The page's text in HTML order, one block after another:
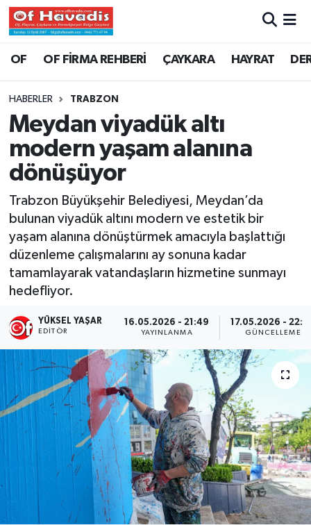
OF OF FİRMA REHBERİ ÇAYKARA HAYRAT
HABERLER TRABZON
Meydan viyadük altı
modern yaşam alanına
dönüşüyor
Trabzon Büyükşehir Belediyesi, Meydan’da
bulunan viyadük altını modern ve estetik bir
yaşam alanına dönüştürmek amacıyla başlattığı
düzenleme çalışmalarını ay sonuna kadar
tamamlayarak vatandaşların hizmetine sunmayı
hedefliyor.
YÜKSEL YAŞAR
EDITÖR
16.05.2026 - 21:49
YAYINLANMA
17.05.2026 -
GÜNCELLEME
Trabzon Nöbetçi Eczaneler
Trabzon Namaz Vakitleri
Trabzon Trafik Yoğunluk Haritası
Süper Lig Puan Durumu ve Fikstür
Tüm Manşetler
Son Dakika Haberleri
Haber Arşivi